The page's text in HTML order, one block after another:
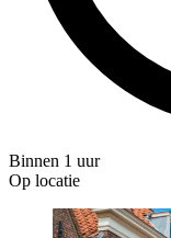
Binnen 1 uur
Op locatie